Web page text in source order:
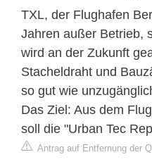
TXL, der Flughafen
Jahren außer Betrieb,
wird an der Zukunft
Stacheldraht und
so gut wie
Das Ziel: Aus dem
soll die "Urban Tec
Antrag auf Entfernung der